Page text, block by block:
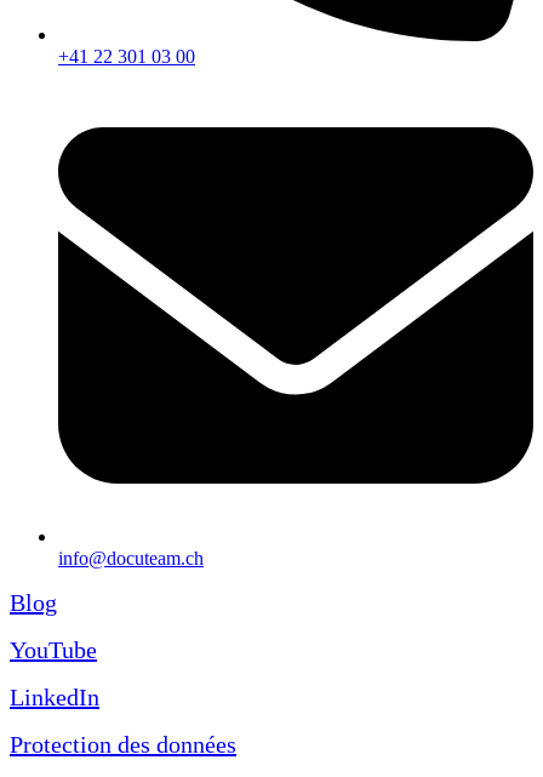
+41 22 301 03 00
info@docuteam.ch
Blog
YouTube
LinkedIn
Protection des données